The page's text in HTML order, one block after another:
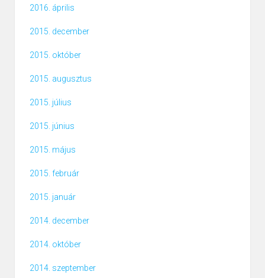
2016. április
2015. december
2015. október
2015. augusztus
2015. július
2015. június
2015. május
2015. február
2015. január
2014. december
2014. október
2014. szeptember